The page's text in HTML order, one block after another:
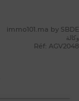
immo101.ma by SBDE
وكالة
Réf: AGV2048